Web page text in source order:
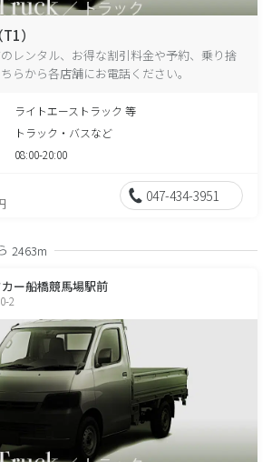
）
レンタル、お得な割引料金や予約、乗り捨
らから各店舗にお電話ください。
ライトエーストラック 等
トラック・バスなど
08:00-20:00
047-434-3951
2463m
ー船橋競馬場駅前
2